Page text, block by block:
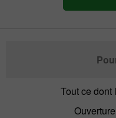
Tout ce dont